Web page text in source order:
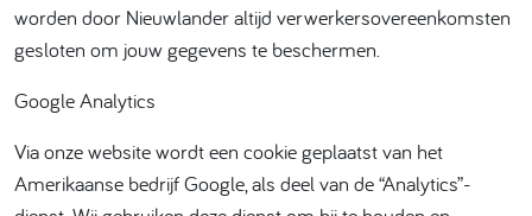
worden door Nieuwlander altijd verwerkersovereenkomsten
gesloten om jouw gegevens te beschermen.
Google Analytics
Via onze website wordt een cookie geplaatst van het
Amerikaanse bedrijf Google, als deel van de “Analytics”-